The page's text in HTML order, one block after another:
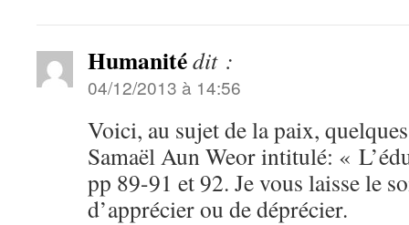
Humanitédit :
04/12/2013 à 14:56
Voici, au sujet de la paix,
Samaël Aun Weor intitulé: «
pp 89-91 et 92. Je vous laisse le
d’apprécier ou de déprécier.